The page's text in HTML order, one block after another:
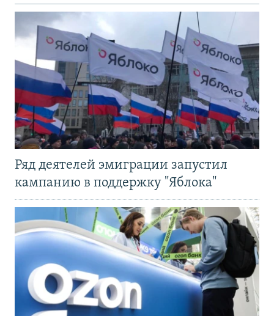
Ряд деятелей эмиграции запустил
кампанию в поддержку "Яблока"